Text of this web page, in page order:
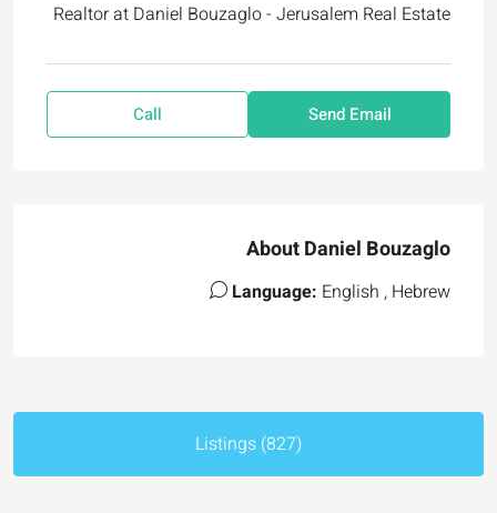
Realtor at Daniel Bouzaglo - Jerusalem Real Estate
Send Email
Call
About Daniel Bouzaglo
Language: English , Hebrew
Listings (827)